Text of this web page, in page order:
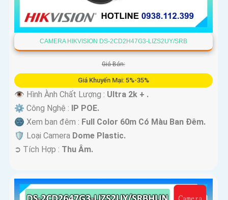
CAMERA HIKVISION DS-2CD2H47G3-LIZS2UY/SRB
Giá Bán:
Giá Khuyến Mại: 5%-35%
👁 Hình Ành Chất Lượng : Ultra 2k + .
⚙ Công Nghệ : IP POE.
🌚 Xem ban đêm : Full Color 60m Có Màu Ban Ðêm.
🛡 Loại Camera Dome Plastic.
️➲ Tích Hợp : Thu Âm.